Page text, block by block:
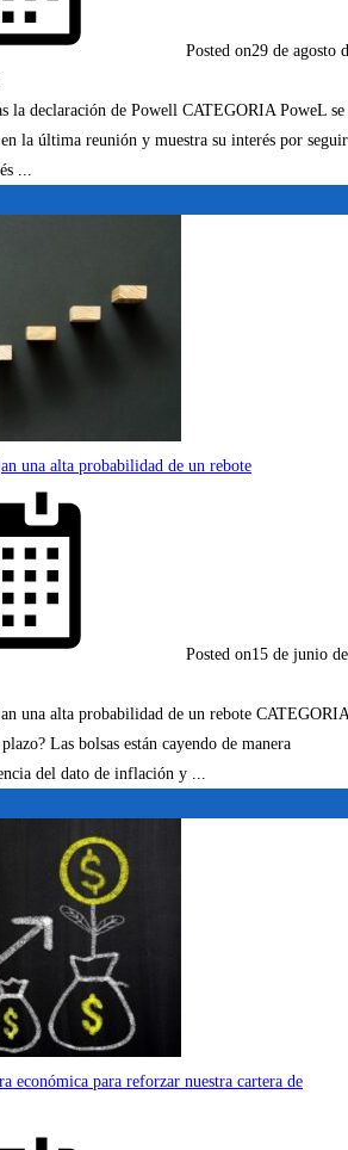
Posted on29 de agosto
la declaración de Powell CATEGORIA PoweL se
la última reunión y muestra su interés por seguir
...
una alta probabilidad de un rebote
Posted on15 de junio de
una alta probabilidad de un rebote CATEGORIA
Las bolsas están cayendo de manera
del dato de inflación y ...
económica para reforzar nuestra cartera de